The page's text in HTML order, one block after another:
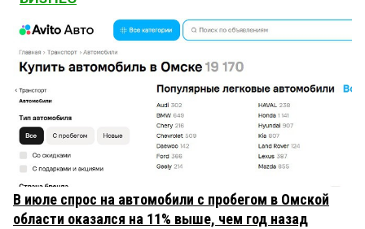
В июле спрос на автомобили с пробегом в Омской
области оказался на 11% выше, чем год назад